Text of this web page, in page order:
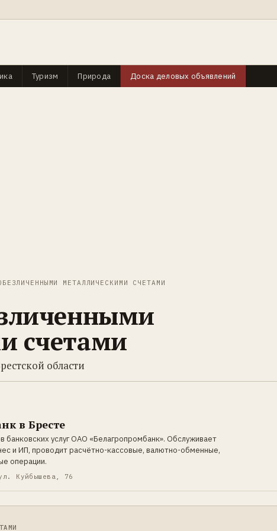
Туризм Природа Доска деловых объявлений
МЕТАЛЛИЧЕСКИМИ СЧЕТАМИ
счетами
области
в Бресте
банковских услуг ОАО «Белагропромбанк». Обслуживает
и ИП, проводит расчётно-кассовые, валютно-обменные,
операции.
Куйбышева, 76